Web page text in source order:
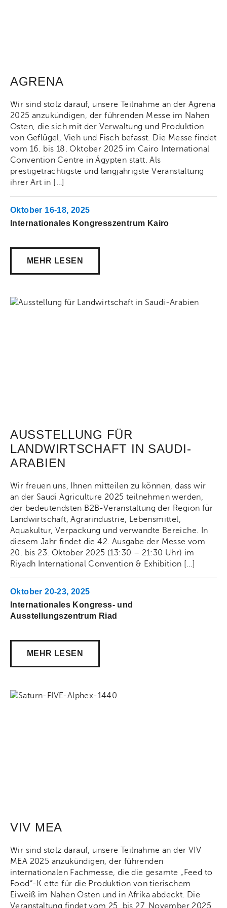
AGRENA
Wir sind stolz darauf, unsere Teilnahme an der Agrena
2025 anzukündigen, der führenden Messe im Nahen
Osten, die sich mit der Verwaltung und Produktion
von Geflügel, Vieh und Fisch befasst. Die Messe findet
vom 16. bis 18. Oktober 2025 im Cairo International
Convention Centre in Ägypten statt. Als
prestigeträchtigste und langjährigste Veranstaltung
ihrer Art in […]
Oktober 16-18, 2025
Internationales Kongresszentrum Kairo
MEHR LESEN
AUSSTELLUNG FÜR
LANDWIRTSCHAFT IN SAUDI-
ARABIEN
Wir freuen uns, Ihnen mitteilen zu können, dass wir
an der Saudi Agriculture 2025 teilnehmen werden,
der bedeutendsten B2B-Veranstaltung der Region für
Landwirtschaft, Agrarindustrie, Lebensmittel,
Aquakultur, Verpackung und verwandte Bereiche. In
diesem Jahr findet die 42. Ausgabe der Messe vom
20. bis 23. Oktober 2025 (13:30 – 21:30 Uhr) im
Riyadh International Convention & Exhibition […]
Oktober 20-23, 2025
Internationales Kongress- und
Ausstellungszentrum Riad
MEHR LESEN
VIV MEA
Wir sind stolz darauf, unsere Teilnahme an der VIV
MEA 2025 anzukündigen, der führenden
internationalen Fachmesse, die die gesamte „Feed to
Food“-K ette für die Produktion von tierischem
Eiweiß im Nahen Osten und in Afrika abdeckt. Die
Veranstaltung findet vom 25. bis 27. November 2025